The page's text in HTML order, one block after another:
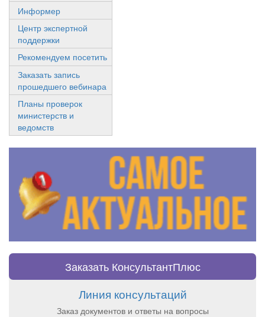
Информер
Центр экспертной
поддержки
Рекомендуем посетить
Заказать запись
прошедшего вебинара
Планы проверок
министерств и
ведомств
Заказать КонсультантПлюс
Линия консультаций
Заказ документов и ответы на вопросы